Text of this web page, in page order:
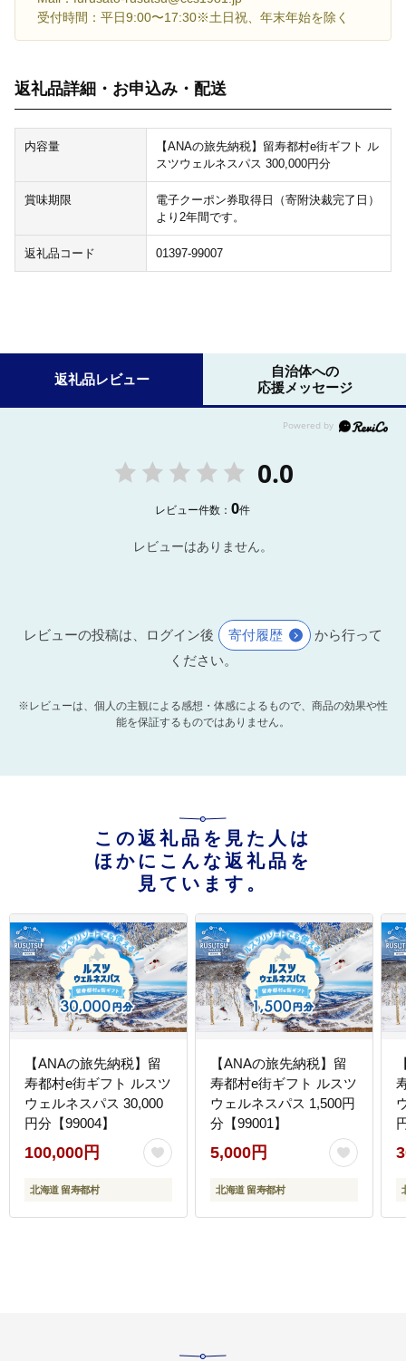
受付時間：平日9:00〜17:30※土日祝、年末年始を除く
返礼品詳細・お申込み・配送
内容量
【ANAの旅先納税】留寿都村e街ギフト ル
スツウェルネスパス 300,000円分
賞味期限
電子クーポン券取得日（寄附決裁完了日）
より2年間です。
返礼品コード 01397-99007
返礼品レビュー
自治体への
応援メッセージ
0.0
レビュー件数：0件
レビューはありません。
レビューの投稿は、ログイン後 寄付履歴
から行って
ください。
※レビューは、個人の主観による感想・体感によるもので、商品の効果や性
能を保証するものではありません。
この返礼品を見た人は
ほかにこんな返礼品を
見ています。
【ANAの旅先納税】留
寿都村e街ギフト ルスツ
ウェルネスパス 30,000
円分【99004】
100,000円
北海道 留寿都村
【ANAの旅先納税】留
寿都村e街ギフト ルスツ
ウェルネスパス 1,500円
分【99001】
5,000円
北海道 留寿都村